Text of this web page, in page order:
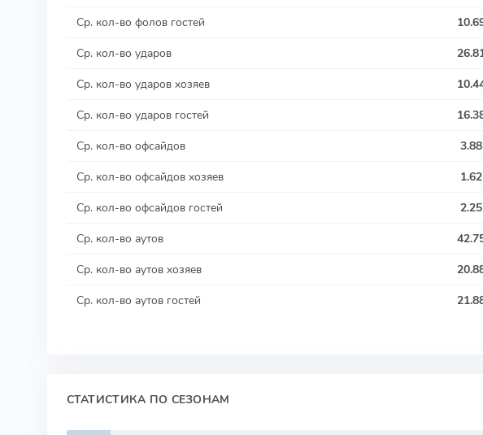
Ср. кол-во фолов гостей
Ср. кол-во ударов
Ср. кол-во ударов хозяев
Ср. кол-во ударов гостей
Ср. кол-во офсайдов
3.88
Ср. кол-во офсайдов хозяев
1.62
Ср. кол-во офсайдов гостей
2.25
Ср. кол-во аутов
Ср. кол-во аутов хозяев
Ср. кол-во аутов гостей
СТАТИСТИКА ПО СЕЗОНАМ